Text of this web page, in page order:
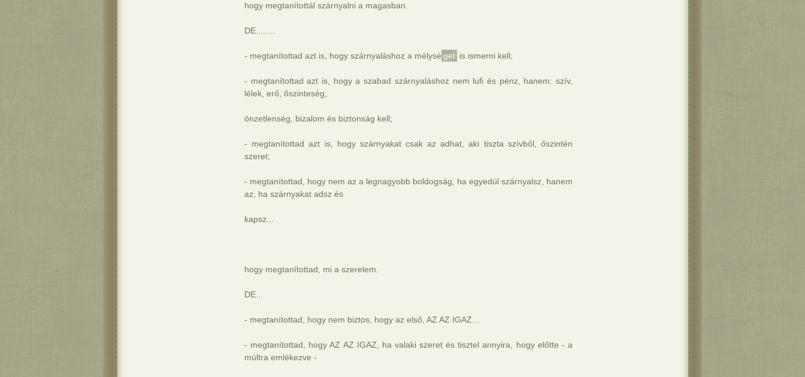
hogy megtanítottál szárnyalni a magasban.
DE........
- megtanítottad azt is, hogy szárnyaláshoz a mélysé get is ismerni kell;
- megtanítottad azt is, hogy a szabad szárnyaláshoz nem lufi és pénz, hanem: szív,
lélek, erő, őszinteség,
önzetlenség, bizalom és biztonság kell;
- megtanítottad azt is, hogy szárnyakat csak az adhat, aki tiszta szívből, őszintén
szeret;
- megtanítottad, hogy nem az a legnagyobb boldogság, ha egyedül szárnyalsz, hanem
az, ha szárnyakat adsz és
kapsz...
hogy megtanítottad, mi a szerelem.
DE...
- megtanítottad, hogy nem biztos, hogy az első, AZ AZ IGAZ…
- megtanítottad, hogy AZ AZ IGAZ, ha valaki szeret és tisztel annyira, hogy előtte - a
múltra emlékezve -